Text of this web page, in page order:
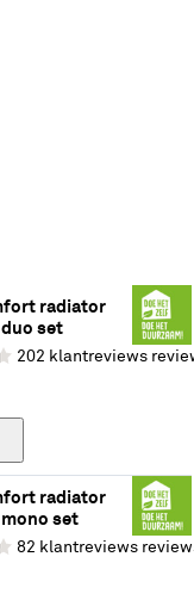
radiator
set
202 klantreviews
radiator
set
82 klantreviews